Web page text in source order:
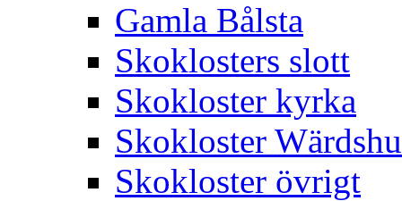
Gamla Bålsta
Skoklosters slott
Skokloster kyrka
Skokloster
Skokloster övrigt